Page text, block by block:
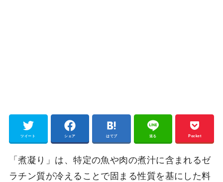
ツイート シェア はてブ 送る Pocket
「煮凝り」は、特定の魚や肉の煮汁に含まれるゼ
ラチン質が冷えることで固まる性質を基にした料